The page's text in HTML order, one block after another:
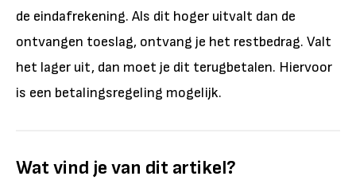
de eindafrekening. Als dit hoger uitvalt dan de
ontvangen toeslag, ontvang je het restbedrag. Valt
het lager uit, dan moet je dit terugbetalen. Hiervoor
is een betalingsregeling mogelijk.
Wat vind je van dit artikel?